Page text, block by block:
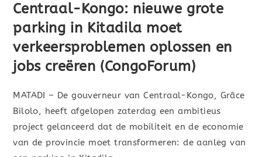
Centraal-Kongo: nieuwe grote
parking in Kitadila moet
verkeersproblemen oplossen en
jobs creëren (CongoForum)
MATADI – De gouverneur van Centraal-Kongo, Grâce
Bilolo, heeft afgelopen zaterdag een ambitieus
project gelanceerd dat de mobiliteit en de economie
van de provincie moet transformeren: de aanleg van